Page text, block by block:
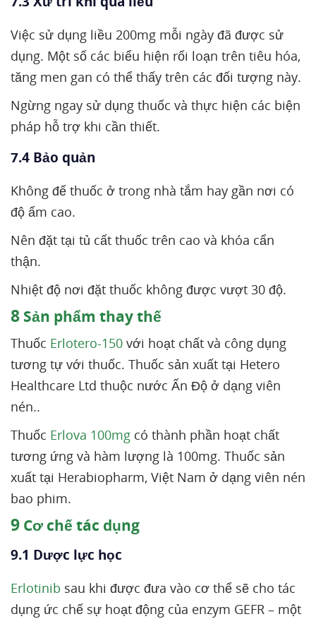
Việc sử dụng liều 200mg mỗi ngày đã được sử
dụng. Một số các biểu hiện rối loạn trên tiêu hóa,
tăng men gan có thể thấy trên các đối tượng này.
Ngừng ngay sử dụng thuốc và thực hiện các biện
pháp hỗ trợ khi cần thiết.
7.4 Bảo quản
Không để thuốc ở trong nhà tắm hay gần nơi có
độ ẩm cao.
Nên đặt tại tủ cất thuốc trên cao và khóa cẩn
thận.
Nhiệt độ nơi đặt thuốc không được vượt 30 độ.
8 Sản phẩm thay thế
Thuốc Erlotero-150 với hoạt chất và công dụng
tương tự với thuốc. Thuốc sản xuất tại Hetero
Healthcare Ltd thuộc nước Ấn Độ ở dạng viên
nén..
Thuốc Erlova 100mg có thành phần hoạt chất
tương ứng và hàm lượng là 100mg. Thuốc sản
xuất tại Herabiopharm, Việt Nam ở dạng viên nén
bao phim.
9 Cơ chế tác dụng
9.1 Dược lực học
Erlotinib sau khi được đưa vào cơ thể sẽ cho tác
dụng ức chế sự hoạt động của enzym GEFR – một